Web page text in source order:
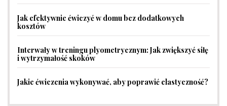
Jak efektywnie ćwiczyć w domu bez dodatkowych
kosztów
Interwały w treningu plyometrycznym: Jak zwiększyć siłę
i wytrzymałość skoków
Jakie ćwiczenia wykonywać, aby poprawić elastyczność?